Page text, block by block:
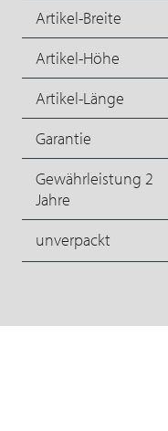
Artikel-Breite
Artikel-Höhe
Artikel-Länge
Garantie
Gewährleistung 2
Jahre
unverpackt